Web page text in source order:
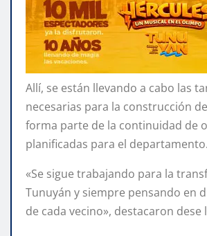
Allí, se están llevando a cabo las
necesarias para la construcción
forma parte de la continuidad de
planificadas para el departamento.
«Se sigue trabajando para la
Tunuyán y siempre pensando en
de cada vecino», destacaron dese